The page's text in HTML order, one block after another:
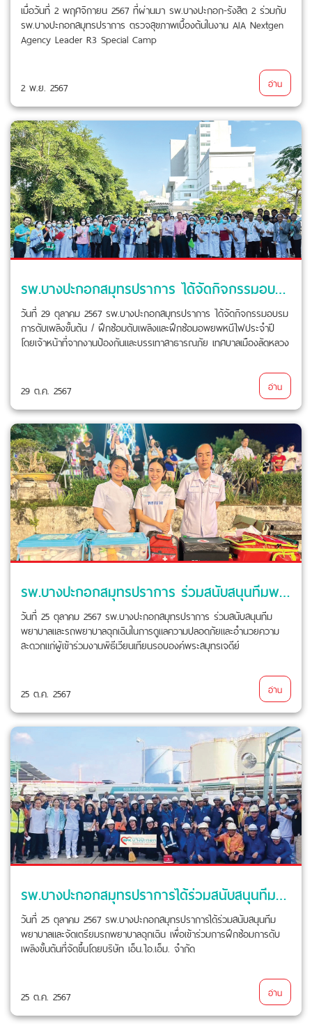
เมื่อวันที่ 2 พฤศจิกายน 2567 ที่ผ่านมา รพ.บางปะกอก-รังสิต 2 ร่วมกับ
รพ.บางปะกอกสมุทรปราการ ตรวจสุขภาพเบื้องต้นในงาน AIA Nextgen
Agency Leader R3 Special Camp
2 พ.ย. 2567 อ่าน
รพ.บางปะกอกสมุทรปราการ ได้จัดกิจกรรมอบรมการดับเพลิงขั้นต้น / ฝึกซ้อมดับเพลิงและฝึกซ้อมอพยพหนีไฟประจำปี
วันที่ 29 ตุลาคม 2567 รพ.บางปะกอกสมุทรปราการ ได้จัดกิจกรรมอบรม
การดับเพลิงขั้นต้น / ฝึกซ้อมดับเพลิงและฝึกซ้อมอพยพหนีไฟประจำปี
โดยเจ้าหน้าที่จากงานป้องกันและบรรเทาสาธารณภัย เทศบาลเมืองลัดหลวง
29 ต.ค. 2567 อ่าน
รพ.บางปะกอกสมุทรปราการ ร่วมสนับสนุนทีมพยาบาลและรถพยาบาลฉุกเฉิน
วันที่ 25 ตุลาคม 2567 รพ.บางปะกอกสมุทรปราการ ร่วมสนับสนุนทีม
พยาบาลและรถพยาบาลฉุกเฉินในการดูแลความปลอดภัยและอำนวยความ
สะดวกแก่ผู้เข้าร่วมงานพิธีเวียนเทียนรอบองค์พระสมุทรเจดีย์
25 ต.ค. 2567 อ่าน
รพ.บางปะกอกสมุทรปราการได้ร่วมสนับสนุนทีมพยาบาลและจัดเตรียมรถพยาบาลฉุกเฉิน
วันที่ 25 ตุลาคม 2567 รพ.บางปะกอกสมุทรปราการได้ร่วมสนับสนุนทีม
พยาบาลและจัดเตรียมรถพยาบาลฉุกเฉิน เพื่อเข้าร่วมการฝึกซ้อมการดับ
เพลิงขั้นต้นที่จัดขึ้นโดยบริษัท เอ็น.ไอ.เอ็ม. จำกัด
25 ต.ค. 2567 อ่าน